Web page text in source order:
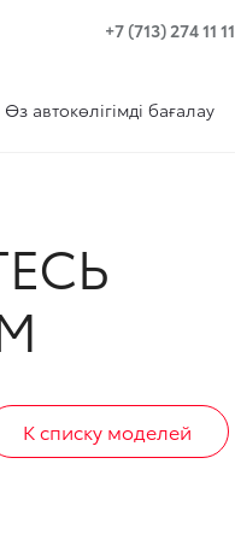
+7 (713) 274 11 11
Өз автокөлігімді бағалау
К списку моделей